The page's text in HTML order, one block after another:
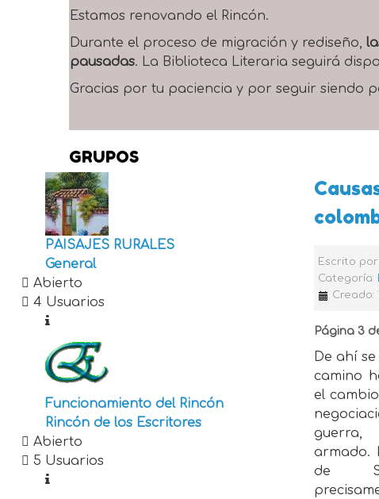
Estamos renovando el Rincón.
Durante el proceso de migración y rediseño,
pausadas. La Biblioteca Literaria seguirá
Gracias por tu paciencia y por seguir siendo
Escrito por
Categoría:
Creado:
Página 3
De ahí
camino
el
guerra,
armado.
de
GRUPOS
PAISAJES RURALES
General
Abierto
4 Usuarios
Funcionamiento del Rincón
Rincón de los Escritores
Abierto
5 Usuarios